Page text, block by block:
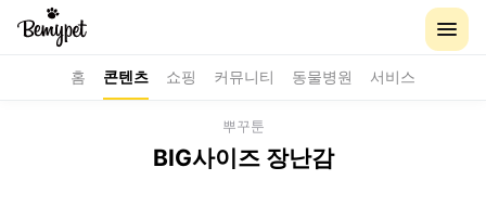
홈 콘텐츠 쇼핑 커뮤니티 동물병원 서비스
뿌꾸툰
BIG사이즈 장난감